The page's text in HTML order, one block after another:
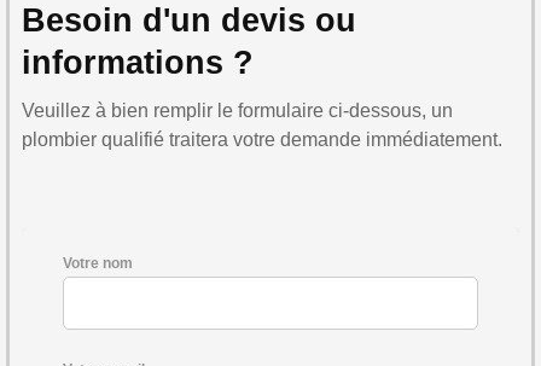
Besoin d'un devis ou
informations ?
Veuillez à bien remplir le formulaire ci-dessous, un
plombier qualifié traitera votre demande immédiatement.
Votre nom